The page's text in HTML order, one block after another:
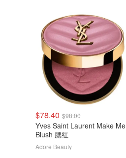
$78.40 $98.00
Yves Saint Laurent Make Me
Blush 腮红
Adore Beauty